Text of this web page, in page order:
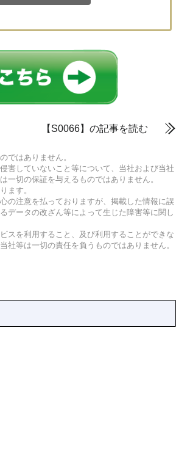
【S0066】の記事を読む
ではありません。
害していないこと等について、当社および当社
一切の保証を与えるものではありません。
ます。
の注意を払っておりますが、掲載した情報に誤
データの改ざん等によって生じた障害等に関し
スを利用すること、及び利用することができな
等は一切の責任を負うものではありません。